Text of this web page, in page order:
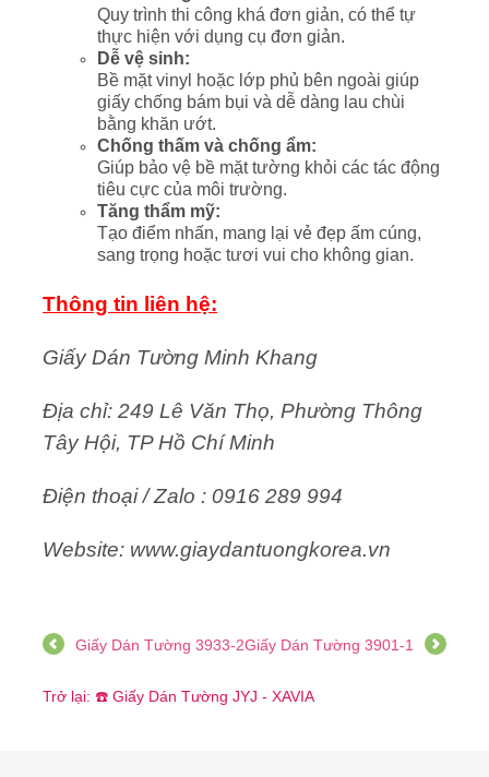
Quy trình thi công khá đơn giản, có thể tự
thực hiện với dụng cụ đơn giản.
Dễ vệ sinh:
Bề mặt vinyl hoặc lớp phủ bên ngoài giúp
giấy chống bám bụi và dễ dàng lau chùi
bằng khăn ướt.
Chống thấm và chống ẩm:
Giúp bảo vệ bề mặt tường khỏi các tác động
tiêu cực của môi trường.
Tăng thẩm mỹ:
Tạo điểm nhấn, mang lại vẻ đẹp ấm cúng,
sang trọng hoặc tươi vui cho không gian.
Thông tin liên hệ:
Giấy Dán Tường Minh Khang
Địa chỉ: 249 Lê Văn Thọ, Phường Thông
Tây Hội, TP Hồ Chí Minh
Điện thoại / Zalo : 0916 289 994
Website: www.giaydantuongkorea.vn
Giấy Dán Tường 3901-1
Giấy Dán Tường 3933-2
Trở lại: ☎️ Giấy Dán Tường JYJ - XAVIA